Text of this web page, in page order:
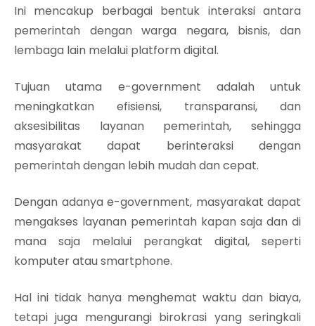
Ini mencakup berbagai bentuk interaksi antara
pemerintah dengan warga negara, bisnis, dan
lembaga lain melalui platform digital.
Tujuan utama e-government adalah untuk
meningkatkan efisiensi, transparansi, dan
aksesibilitas layanan pemerintah, sehingga
masyarakat dapat berinteraksi dengan
pemerintah dengan lebih mudah dan cepat.
Dengan adanya e-government, masyarakat dapat
mengakses layanan pemerintah kapan saja dan di
mana saja melalui perangkat digital, seperti
komputer atau smartphone.
Hal ini tidak hanya menghemat waktu dan biaya,
tetapi juga mengurangi birokrasi yang seringkali